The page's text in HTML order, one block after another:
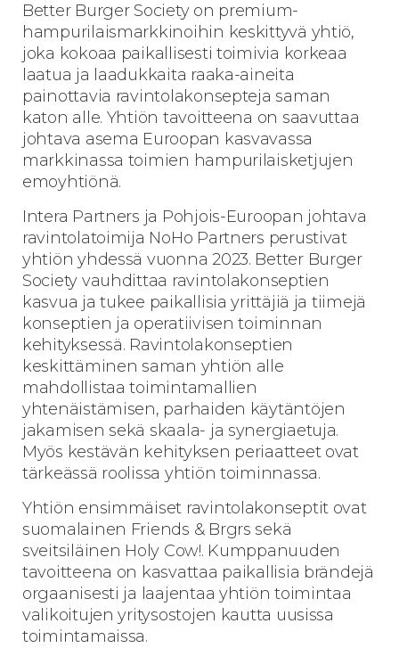
Better Burger Society on premium-
hampurilaismarkkinoihin keskittyvä yhtiö,
joka kokoaa paikallisesti toimivia korkeaa
laatua ja laadukkaita raaka-aineita
painottavia ravintolakonsepteja saman
katon alle. Yhtiön tavoitteena on saavuttaa
johtava asema Euroopan kasvavassa
markkinassa toimien hampurilaisketjujen
emoyhtiönä.
Intera Partners ja Pohjois-Euroopan johtava
ravintolatoimija NoHo Partners perustivat
yhtiön yhdessä vuonna 2023. Better Burger
Society vauhdittaa ravintolakonseptien
kasvua ja tukee paikallisia yrittäjiä ja tiimejä
konseptien ja operatiivisen toiminnan
kehityksessä. Ravintolakonseptien
keskittäminen saman yhtiön alle
mahdollistaa toimintamallien
yhtenäistämisen, parhaiden käytäntöjen
jakamisen sekä skaala- ja synergiaetuja.
Myös kestävän kehityksen periaatteet ovat
tärkeässä roolissa yhtiön toiminnassa.
Yhtiön ensimmäiset ravintolakonseptit ovat
suomalainen Friends & Brgrs sekä
sveitsiläinen Holy Cow!. Kumppanuuden
tavoitteena on kasvattaa paikallisia brändejä
orgaanisesti ja laajentaa yhtiön toimintaa
valikoitujen yritysostojen kautta uusissa
toimintamaissa.